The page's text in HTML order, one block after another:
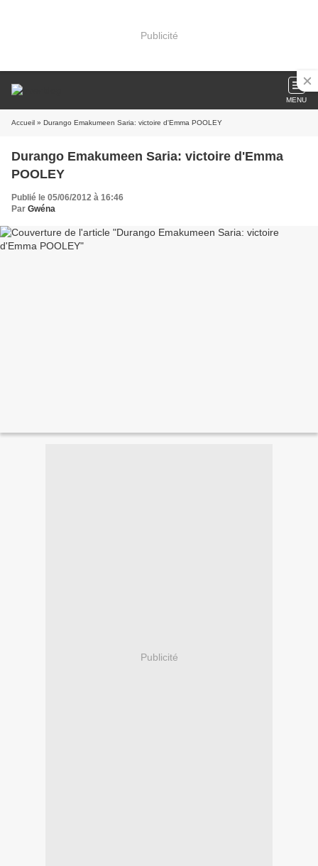
Publicité
MENU
Accueil » Durango Emakumeen Saria: victoire d'Emma POOLEY
Durango Emakumeen Saria: victoire d'Emma
POOLEY
Publié le 05/06/2012 à 16:46
Par Gwéna
Publicité